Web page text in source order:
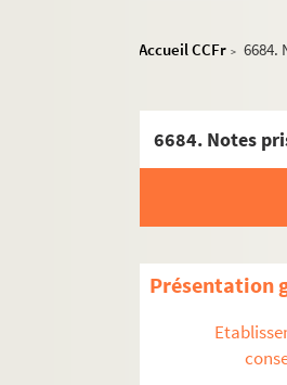
Accueil CCFr > 6684.
6684. Notes
Présentation